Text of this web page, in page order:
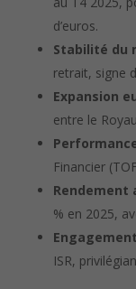
d’euros.
Stabilité du
retrait, signe
Expansion
entre le
Financier
% en 2025,
Engagement
ISR,